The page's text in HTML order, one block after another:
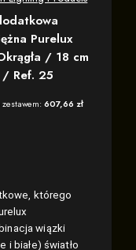
Purelux
/ 18 cm
Ref. 25
zestawem:607,66 zł
którego
wiązki
i białe) światło